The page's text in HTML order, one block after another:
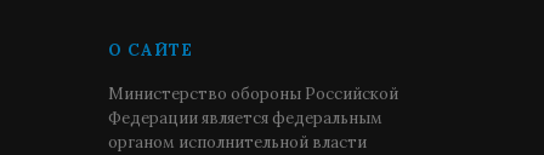
О САЙТЕ
Министерство обороны Российской
Федерации является федеральным
органом исполнительной власти